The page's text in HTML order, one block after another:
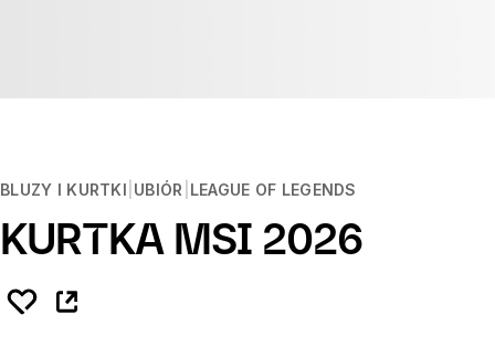
BLUZY I KURTKI UBIÓR LEAGUE OF LEGENDS
KURTKA MSI 2026